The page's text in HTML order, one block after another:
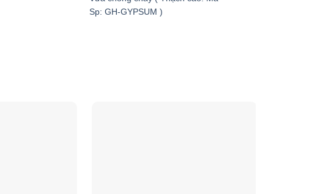
Sp: GH-GYPSUM )